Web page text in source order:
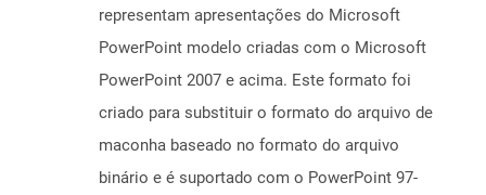
representam apresentações do Microsoft
PowerPoint modelo criadas com o Microsoft
PowerPoint 2007 e acima. Este formato foi
criado para substituir o formato do arquivo de
maconha baseado no formato do arquivo
binário e é suportado com o PowerPoint 97-